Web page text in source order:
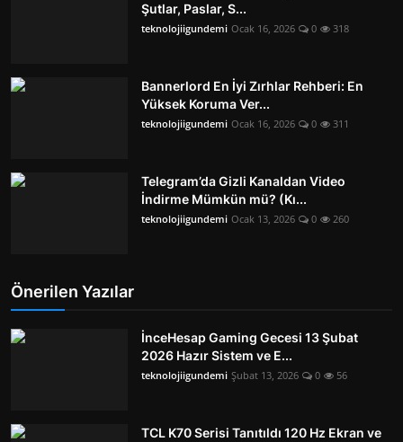
Şutlar, Paslar, S...
teknolojiigundemi Ocak 16, 2026 0 318
Bannerlord En İyi Zırhlar Rehberi: En
Yüksek Koruma Ver...
teknolojiigundemi Ocak 16, 2026 0 311
Telegram’da Gizli Kanaldan Video
İndirme Mümkün mü? (Kı...
teknolojiigundemi Ocak 13, 2026 0 260
Önerilen Yazılar
İnceHesap Gaming Gecesi 13 Şubat
2026 Hazır Sistem ve E...
teknolojiigundemi Şubat 13, 2026 0 56
TCL K70 Serisi Tanıtıldı 120 Hz Ekran ve